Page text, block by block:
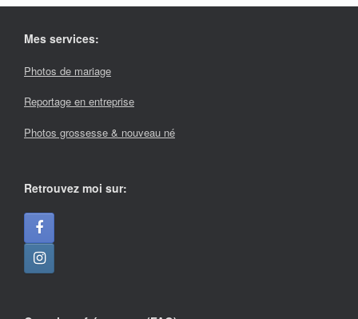
Mes services:
Photos de mariage
Reportage en entreprise
Photos grossesse & nouveau né
Retrouvez moi sur: